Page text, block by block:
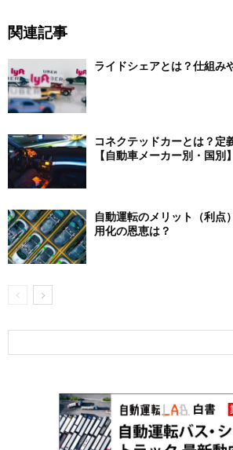
関連記事
ライドシェアとは？仕組み
コネクテッドカーとは？定
【自動車メーカー別・国別】
自動運転のメリット（利点
用化の恩恵は？